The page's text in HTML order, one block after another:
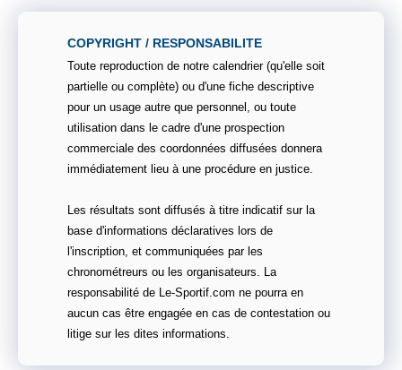
COPYRIGHT / RESPONSABILITE
Toute reproduction de notre calendrier (qu'elle soit
partielle ou complète) ou d'une fiche descriptive
pour un usage autre que personnel, ou toute
utilisation dans le cadre d'une prospection
commerciale des coordonnées diffusées donnera
immédiatement lieu à une procédure en justice.
Les résultats sont diffusés à titre indicatif sur la
base d'informations déclaratives lors de
l'inscription, et communiquées par les
chronométreurs ou les organisateurs. La
responsabilité de Le-Sportif.com ne pourra en
aucun cas être engagée en cas de contestation ou
litige sur les dites informations.